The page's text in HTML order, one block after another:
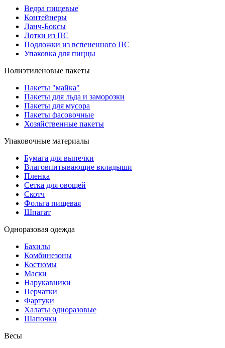
Ведра пищевые
Контейнеры
Ланч-Боксы
Лотки из ПС
Подложки из вспененного ПС
Упаковка для пиццы
Полиэтиленовые пакеты
Пакеты "майка"
Пакеты для льда и заморозки
Пакеты для мусора
Пакеты фасовочные
Хозяйственные пакеты
Упаковочные материалы
Бумага для выпечки
Влаговпитывающие вкладыши
Пленка
Сетка для овощей
Скотч
Фольга пищевая
Шпагат
Одноразовая одежда
Бахилы
Комбинезоны
Костюмы
Маски
Нарукавники
Перчатки
Фартуки
Халаты одноразовые
Шапочки
Весы